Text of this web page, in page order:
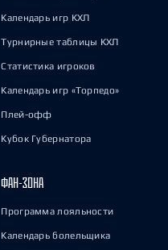
Календарь игр КХЛ
Турнирные таблицы КХЛ
Статистика игроков
Календарь игр «Торпедо»
Плей-офф
Кубок Губернатора
ФАН-ЗОНА
Программа лояльности
Календарь болельщика